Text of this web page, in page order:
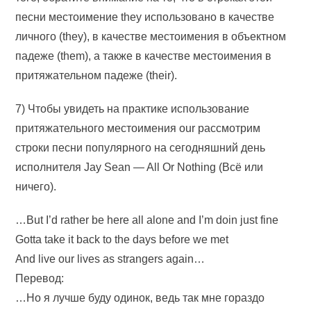
песни местоимение they использовано в качестве
личного (they), в качестве местоимения в объектном
падеже (them), а также в качестве местоимения в
притяжательном падеже (their).
7) Чтобы увидеть на практике использование
притяжательного местоимения our рассмотрим
строки песни популярного на сегодняшний день
исполнителя Jay Sean — All Or Nothing (Всё или
ничего).
…But I’d rather be here all alone and I’m doin just fine
Gotta take it back to the days before we met
And live our lives as strangers again…
Перевод:
…Но я лучше буду одинок, ведь так мне гораздо